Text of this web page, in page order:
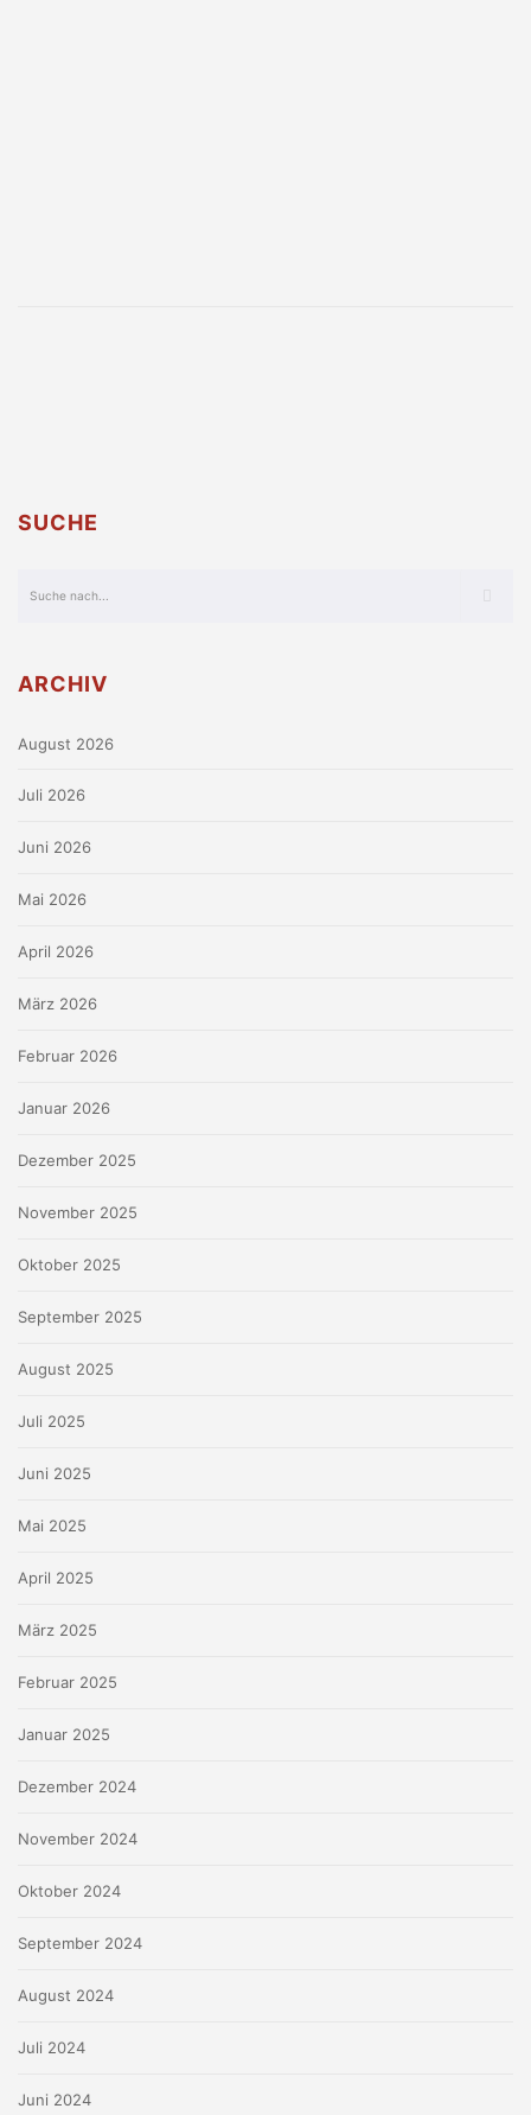
SUCHE
ARCHIV
August 2026
Juli 2026
Juni 2026
Mai 2026
April 2026
März 2026
Februar 2026
Januar 2026
Dezember 2025
November 2025
Oktober 2025
September 2025
August 2025
Juli 2025
Juni 2025
Mai 2025
April 2025
März 2025
Februar 2025
Januar 2025
Dezember 2024
November 2024
Oktober 2024
September 2024
August 2024
Juli 2024
Juni 2024